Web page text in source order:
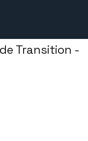
Transition -